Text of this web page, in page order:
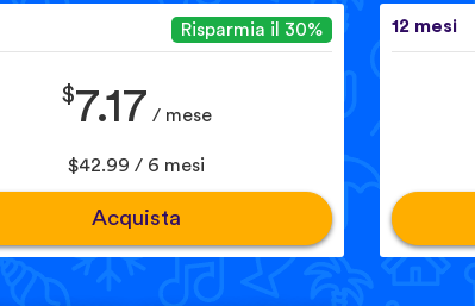
Risparmia il 30%
$7.17 / mese
$42.99 / 6 mesi
Acquista
12 mesi